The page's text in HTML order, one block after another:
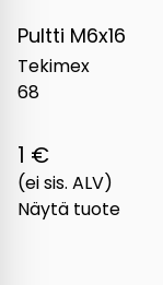
Pultti M6x16
Tekimex
68
1 €
(ei sis. ALV)
Näytä tuote